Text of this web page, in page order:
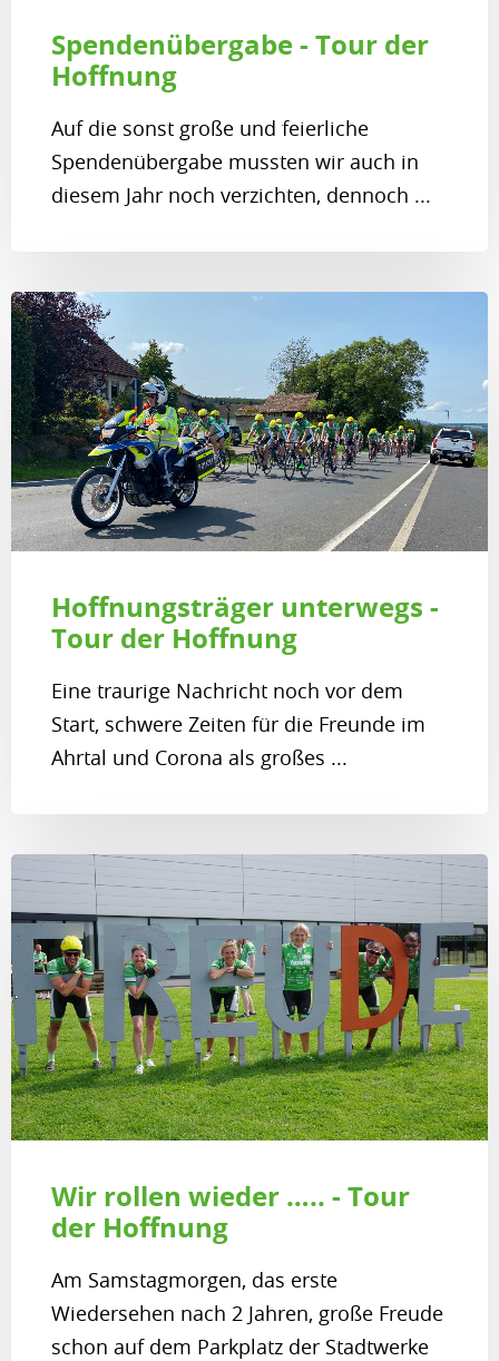
Spendenübergabe - Tour der
Hoffnung
Auf die sonst große und feierliche
Spendenübergabe mussten wir auch in
diesem Jahr noch verzichten, dennoch ...
Hoffnungsträger unterwegs -
Tour der Hoffnung
Eine traurige Nachricht noch vor dem
Start, schwere Zeiten für die Freunde im
Ahrtal und Corona als großes ...
Wir rollen wieder ….. - Tour
der Hoffnung
Am Samstagmorgen, das erste
Wiedersehen nach 2 Jahren, große Freude
schon auf dem Parkplatz der Stadtwerke